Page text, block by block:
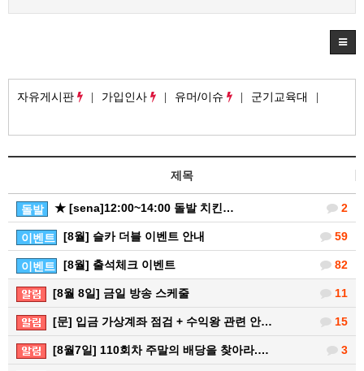
자유게시판 가입인사 유머/이슈 군기교육대
제목
2
돌발 ★ [sena]12:00~14:00 돌발 치킨…
59
이벤트 [8월] 슬카 더블 이벤트 안내
82
이벤트 [8월] 출석체크 이벤트
11
[8월 8일] 금일 방송 스케줄
15
[문] 입금 가상계좌 점검 + 수익왕 관련 안…
3
[8월7일] 110회차 주말의 배당을 찾아라.…